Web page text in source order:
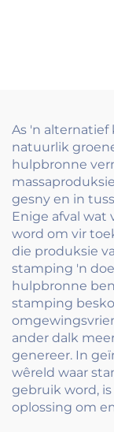
As 'n alternatief
natuurlik
hulpbronne
gesny en in
Enige afval
word om vir
die produksie
stamping 'n
hulpbronne
stamping
ander dalk
genereer. In
wêreld waar
gebruik word,
oplossing om